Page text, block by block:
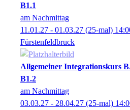
B1.1
am Nachmittag
11.01.27 - 01.03.27 (25-mal)
Fürstenfeldbruck
Allgemeiner Integrationskurs
B1.2
am Nachmittag
03.03.27 - 28.04.27 (25-mal)